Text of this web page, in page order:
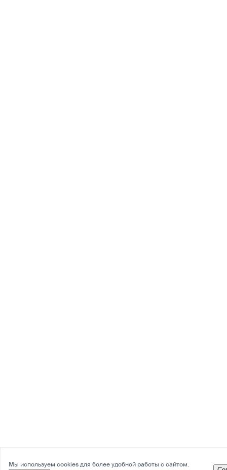
Мы используем cookies для более удобной работы с сайтом.